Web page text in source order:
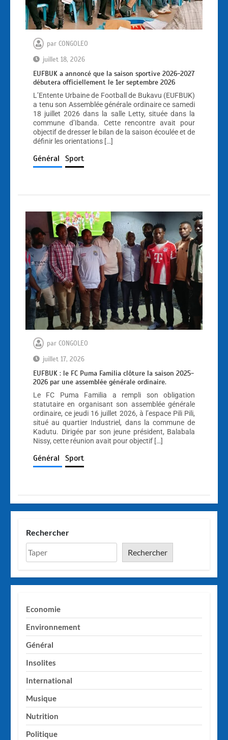
par CONGOLEO
juillet 18, 2026
EUFBUK a annoncé que la saison sportive 2026-2027
débutera officiellement le 1er septembre 2026
L’Entente Urbaine de Football de Bukavu (EUFBUK)
a tenu son Assemblée générale ordinaire ce samedi
18 juillet 2026 dans la salle Letty, située dans la
commune d’Ibanda. Cette rencontre avait pour
objectif de dresser le bilan de la saison écoulée et de
définir les orientations […]
Général Sport
par CONGOLEO
juillet 17, 2026
EUFBUK : le FC Puma Familia clôture la saison 2025-
2026 par une assemblée générale ordinaire.
Le FC Puma Familia a rempli son obligation
statutaire en organisant son assemblée générale
ordinaire, ce jeudi 16 juillet 2026, à l’espace Pili Pili,
situé au quartier Industriel, dans la commune de
Kadutu. Dirigée par son jeune président, Balabala
Nissy, cette réunion avait pour objectif […]
Général Sport
Rechercher
Rechercher
Economie
Environnement
Général
Insolites
International
Musique
Nutrition
Politique